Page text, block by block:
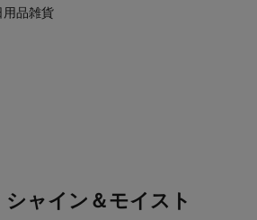
用品雑貨
ャイン＆モイスト